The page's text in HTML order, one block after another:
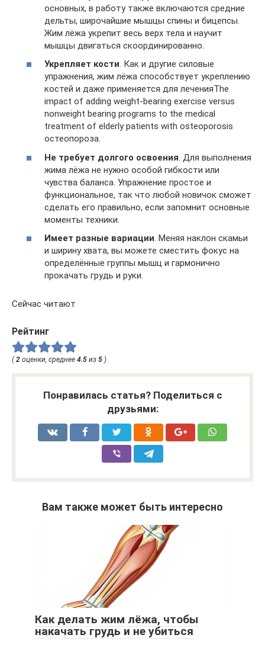
основных, в работу также включаются средние
дельты, широчайшие мышцы спины и бицепсы.
Жим лёжа укрепит весь верх тела и научит
мышцы двигаться скоординированно.
Укрепляет кости. Как и другие силовые
упражнения, жим лёжа способствует укреплению
костей и даже применяется для леченияThe
impact of adding weight-bearing exercise versus
nonweight bearing programs to the medical
treatment of elderly patients with osteoporosis
остеопороза.
Не требует долгого освоения . Для выполнения
жима лёжа не нужно особой гибкости или
чувства баланса. Упражнение простое и
функциональное, так что любой новичок сможет
сделать его правильно, если запомнит основные
моменты техники.
Имеет разные вариации. Меняя наклон скамьи
и ширину хвата, вы можете сместить фокус на
определённые группы мышц и гармонично
прокачать грудь и руки.
Сейчас читают
Рейтинг
(2 оценки, среднее 4.5 из 5 )
Понравилась статья? Поделиться с
друзьями:
Вам также может быть интересно
Как делать жим лёжа, чтобы
накачать грудь и не убиться